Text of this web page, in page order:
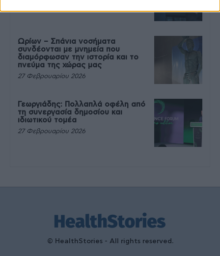
Ωρίων – Σπάνια νοσήματα
συνδέονται με μνημεία που
διαμόρφωσαν την ιστορία και το
πνεύμα της χώρας μας
27 Φεβρουαρίου 2026
Γεωργιάδης: Πολλαπλά οφέλη από
τη συνεργασία δημοσίου και
ιδιωτικού τομέα
27 Φεβρουαρίου 2026
© HealthStories - All rights reserved.